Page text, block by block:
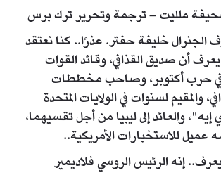
ملليت – ترجمة وتحرير ترك برس
الجنرال خليفة حفتر. عذرًا.. كنا نعتقد
أن صديق القذافي، وقائد القوات
في حرب أكتوبر، وصاحب مخططات
والمقيم لسنوات في الولايات المتحدة
والعائد إلى ليبيا من أجل تقسيهما،
عميل للاستخبارات الأمريكية..
إنه الرئيس الروسي فلاديمير